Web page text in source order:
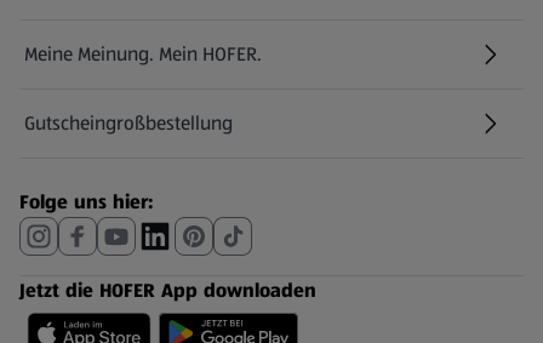
Meine Meinung. Mein HOFER.
Gutscheingroßbestellung
(öffnet in einem neuen Tab)
Folge uns hier:
Jetzt die HOFER App downloaden